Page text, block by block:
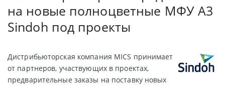
на новые полноцветные MФУ А3
Sindoh под проекты
Дистрибьюторская компания MICS принимает
от партнеров, участвующих в проектах,
предварительные заказы на поставку новых